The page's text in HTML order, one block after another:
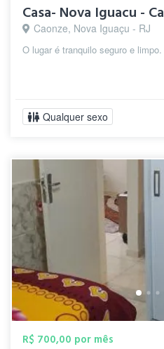
Casa- Nova Iguacu -
Caonze, Nova Iguaçu - RJ
O lugar é tranquilo seguro e limpo.
Qualquer sexo
R$ 700,00 por mês